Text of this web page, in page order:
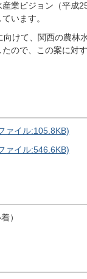
業ビジョン（平成
います。
けて、関西の農林
ので、この案に対
ァイル:105.8KB)
ァイル:546.6KB)
）